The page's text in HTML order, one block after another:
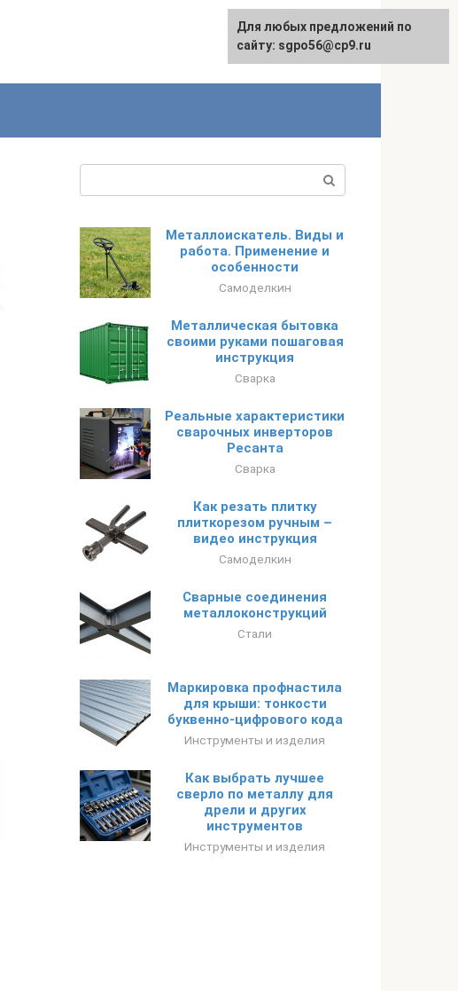
English
Металлоискатель. Виды и
работа. Применение и
особенности
Самоделкин
Металлическая бытовка
своими руками пошаговая
инструкция
Сварка
Реальные характеристики
сварочных инверторов
Ресанта
Сварка
Как резать плитку
плиткорезом ручным –
видео инструкция
Самоделкин
Сварные соединения
металлоконструкций
Стали
Маркировка профнастила
для крыши: тонкости
буквенно-цифрового кода
Инструменты и изделия
Как выбрать лучшее
сверло по металлу для
дрели и других
инструментов
Инструменты и изделия
Для любых предложений по
сайту: sgpo56@cp9.ru